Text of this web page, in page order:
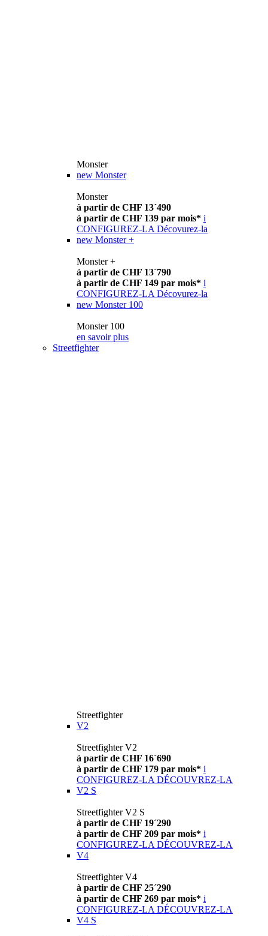
Monster
new Monster
Monster
à partir de CHF 13´490
à partir de CHF 139 par mois* i
CONFIGUREZ-LA Décovurez-la
new Monster +
Monster +
à partir de CHF 13´790
à partir de CHF 149 par mois* i
CONFIGUREZ-LA Décovurez-la
new Monster 100
Monster 100
en savoir plus
Streetfighter
Streetfighter
V2
Streetfighter V2
à partir de CHF 16´690
à partir de CHF 179 par mois* i
CONFIGUREZ-LA DÉCOUVREZ-LA
V2 S
Streetfighter V2 S
à partir de CHF 19´290
à partir de CHF 209 par mois* i
CONFIGUREZ-LA DÉCOUVREZ-LA
V4
Streetfighter V4
à partir de CHF 25´290
à partir de CHF 269 par mois* i
CONFIGUREZ-LA DÉCOUVREZ-LA
V4 S